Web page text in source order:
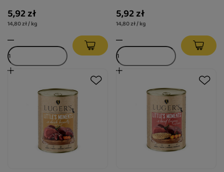
5,92 zł
14,80 zł / kg
g
5,92 zł
14,80 zł / kg